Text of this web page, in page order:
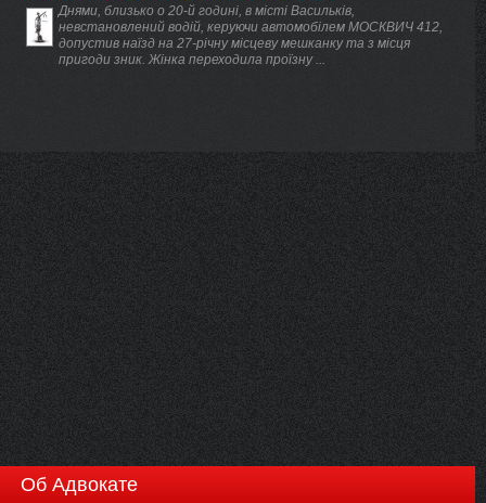
Днями, близько о 20-й годині, в місті Васильків,
невстановлений водій, керуючи автомобілем МОСКВИЧ 412,
допустив наїзд на 27-річну місцеву мешканку та з місця
пригоди зник. Жінка переходила проїзну ...
Об Адвокате